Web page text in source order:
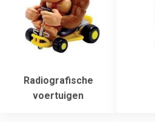
Radiografische
voertuigen